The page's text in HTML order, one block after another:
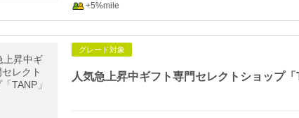
+5%mile
グレード対象
人気急上昇中ギフト専門セレクトショップ「